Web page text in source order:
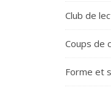
Club de
Coups de
Forme et